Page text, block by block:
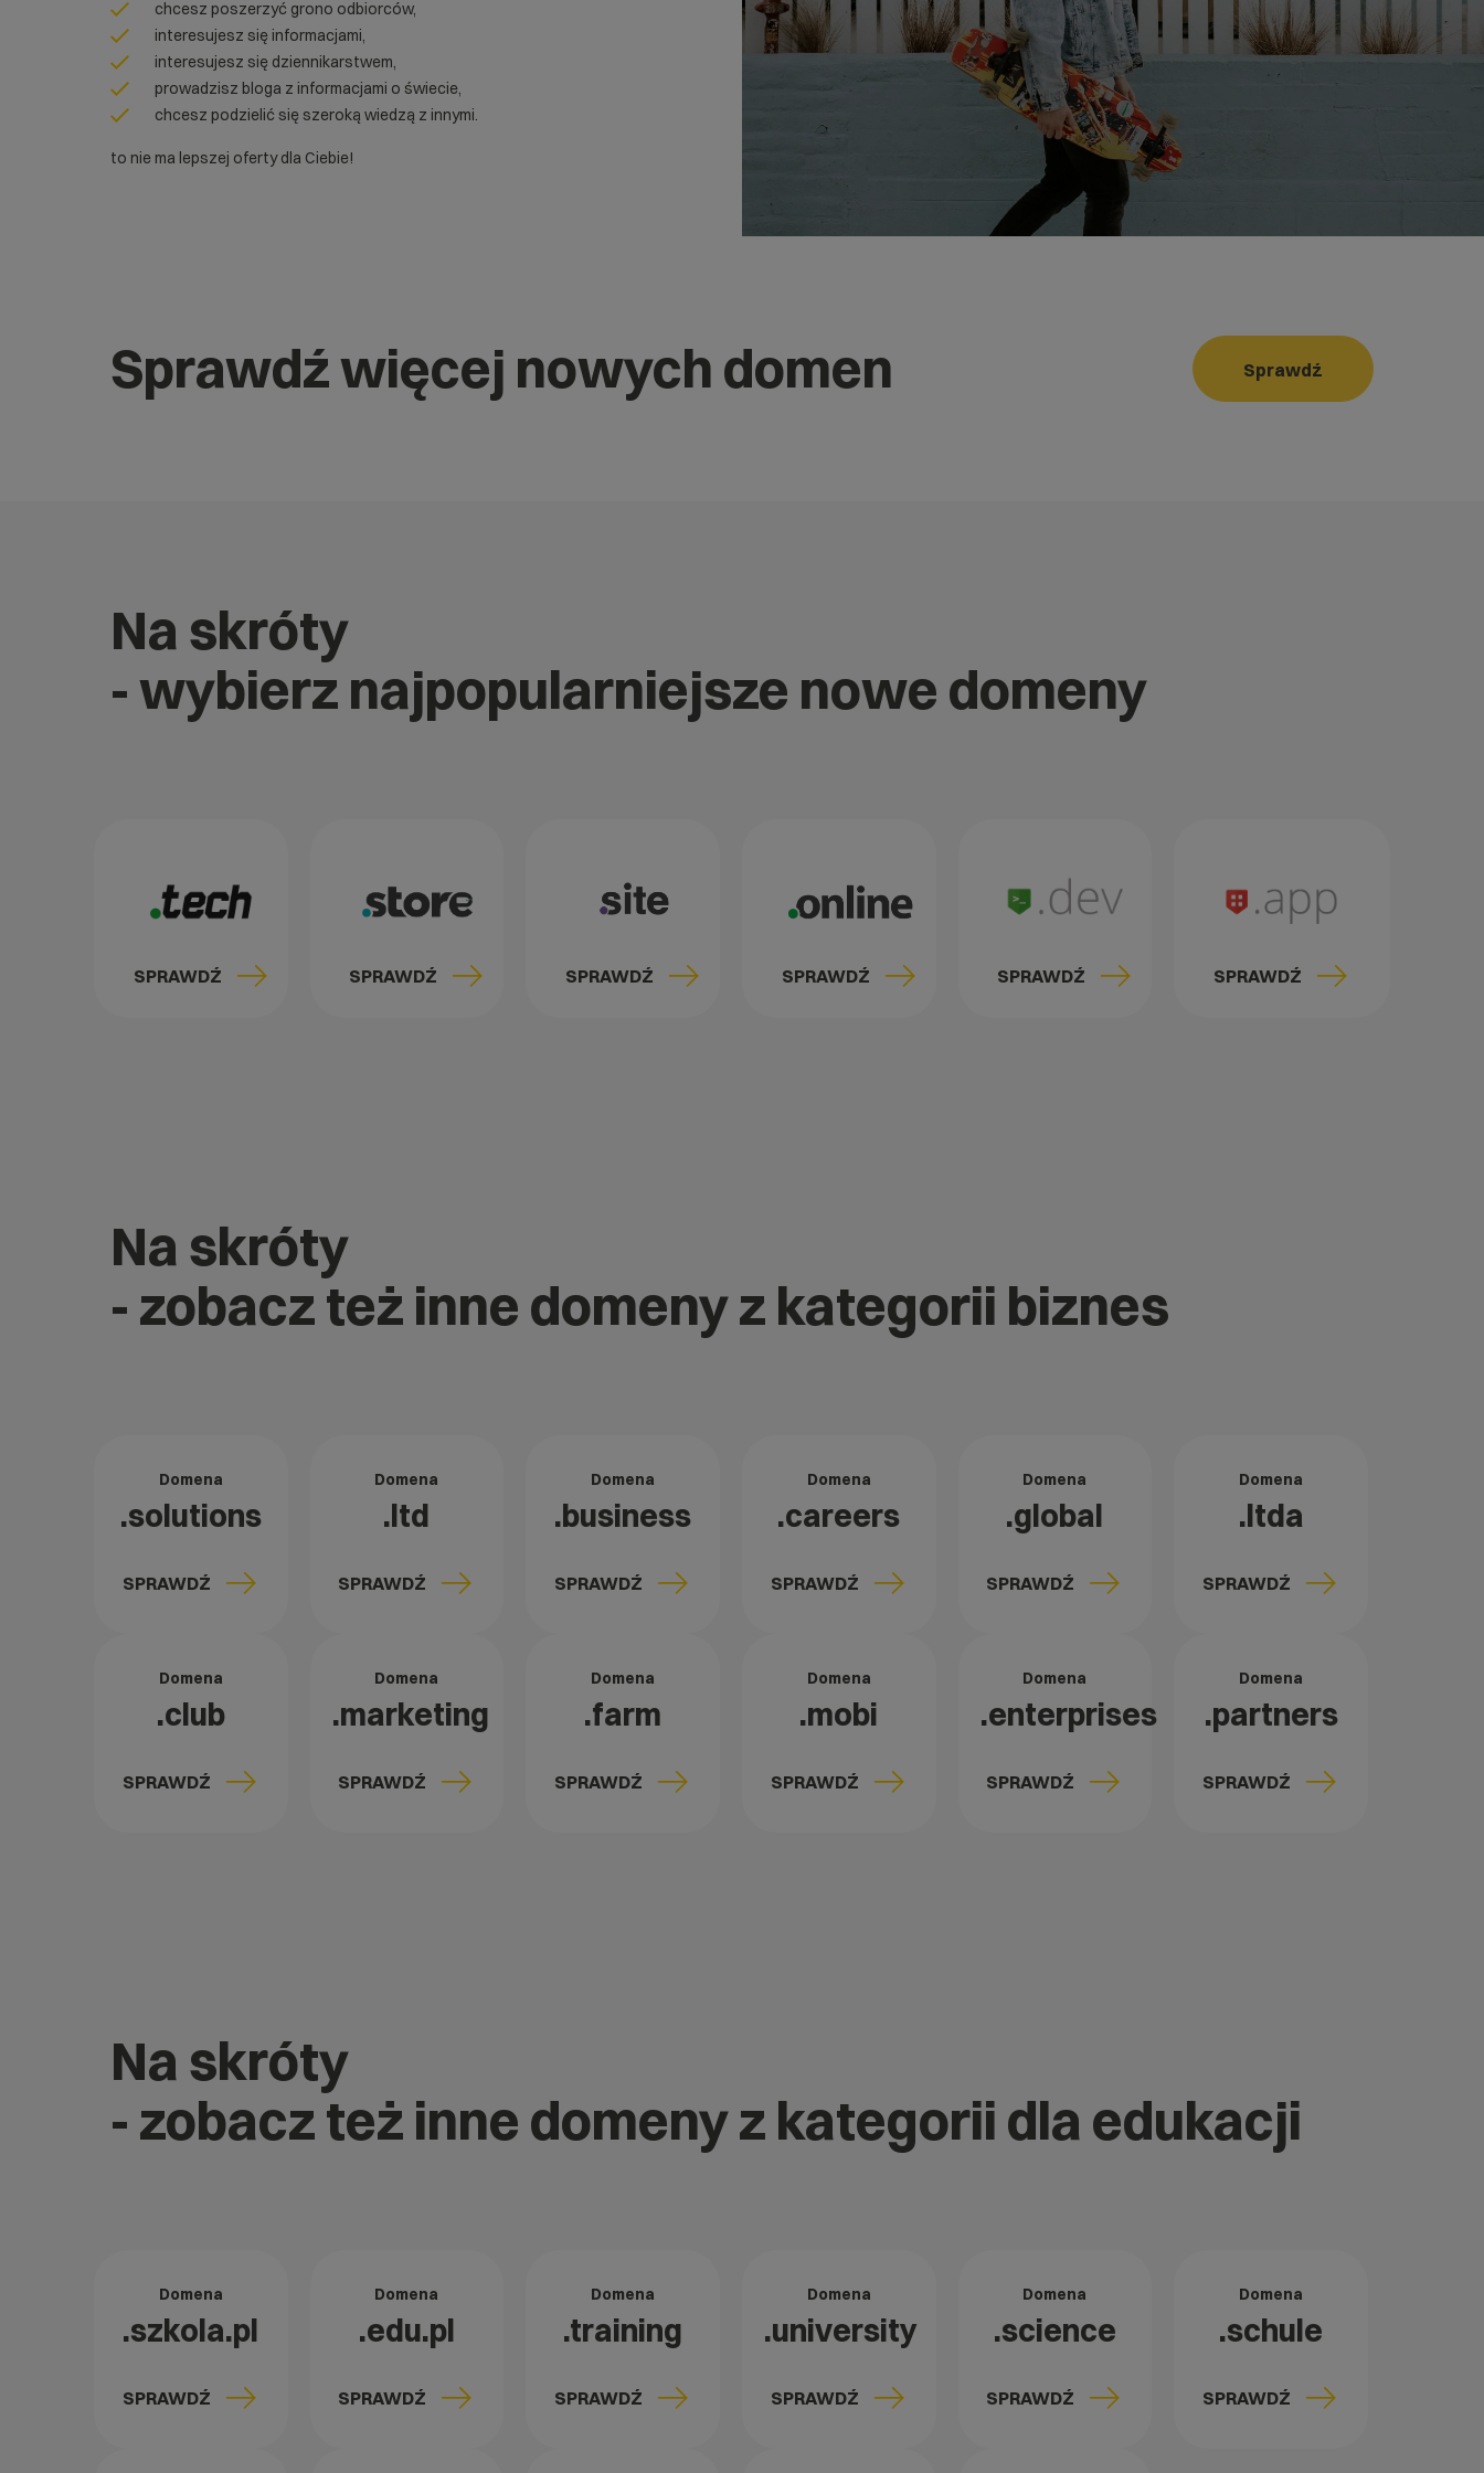
chcesz poszerzyć grono odbiorców,
interesujesz się informacjami,
interesujesz się dziennikarstwem,
prowadzisz bloga z informacjami o świecie,
chcesz podzielić się szeroką wiedzą z innymi.
to nie ma lepszej oferty dla Ciebie!
Sprawdź więcej nowych domen Sprawdź
Na skróty
- wybierz najpopularniejsze nowe domeny
SPRAWDŹ SPRAWDŹ SPRAWDŹ SPRAWDŹ SPRAWDŹ SPRAWDŹ
Na skróty
- zobacz też inne domeny z kategorii biznes
Domena
.solutions
SPRAWDŹ
Domena
.ltd
SPRAWDŹ
Domena
.business
SPRAWDŹ
Domena
.careers
SPRAWDŹ
Domena
.global
SPRAWDŹ
Domena
.ltda
SPRAWDŹ
Domena
.club
SPRAWDŹ
Domena
.marketing
SPRAWDŹ
Domena
.farm
SPRAWDŹ
Domena
.mobi
SPRAWDŹ
Domena
.enterprises
SPRAWDŹ
Domena
.partners
SPRAWDŹ
Na skróty
- zobacz też inne domeny z kategorii dla edukacji
Domena
.szkola.pl
SPRAWDŹ
Domena
.edu.pl
SPRAWDŹ
Domena
.training
SPRAWDŹ
Domena
.university
SPRAWDŹ
Domena
.science
SPRAWDŹ
Domena
.schule
SPRAWDŹ